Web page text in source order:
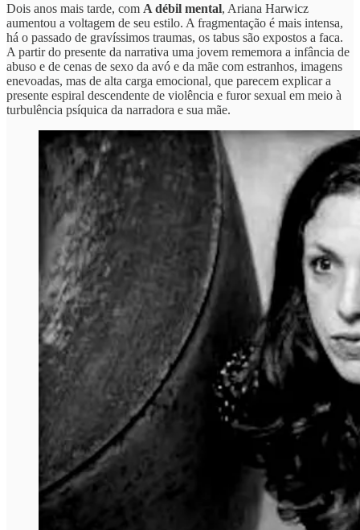
Dois anos mais tarde, com A débil mental, Ariana Harwicz
aumentou a voltagem de seu estilo. A fragmentação é mais intensa,
há o passado de gravíssimos traumas, os tabus são expostos a faca.
A partir do presente da narrativa uma jovem rememora a infância de
abuso e de cenas de sexo da avó e da mãe com estranhos, imagens
enevoadas, mas de alta carga emocional, que parecem explicar a
presente espiral descendente de violência e furor sexual em meio à
turbulência psíquica da narradora e sua mãe.